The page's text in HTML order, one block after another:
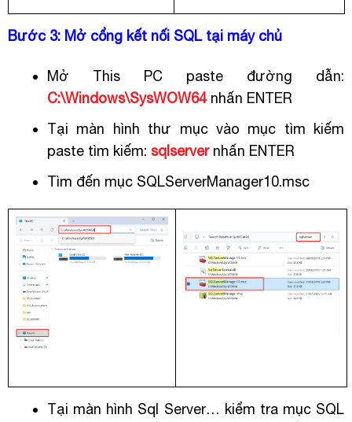
Bước 3: Mở cổng kết nối SQL tại máy chủ
Mở This PC paste đường dẫn:
C:\Windows\SysWOW64nhấn ENTER
Tại màn hình thư mục vào mục tìm kiếm
paste tìm kiếm: sqlservernhấn ENTER
Tìm đến mục SQLServerManager10.msc
Tại màn hình Sql Server… kiểm tra mục SQL